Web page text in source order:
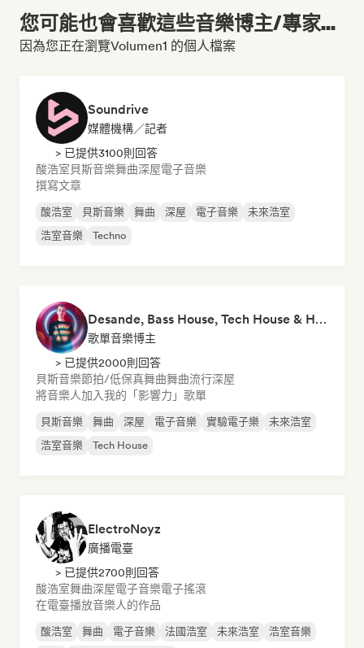
您可能也會喜歡這些音樂博主/專家...
因為您正在瀏覽Volumen1 的個人檔案
Soundrive
媒體機構／記者
> 已提供3100則回答
酸浩室貝斯音樂舞曲深屋電子音樂
撰寫文章
酸浩室 貝斯音樂 舞曲 深屋 電子音樂
未來浩室
浩室音樂
Techno
Desande, Bass House, Tech House & House 2021
歌單音樂博主
> 已提供2000則回答
貝斯音樂節拍/低保真舞曲舞曲流行深屋
將音樂人加入我的「影響力」歌單
貝斯音樂 舞曲 深屋 電子音樂 實驗電子樂
未來浩室
浩室音樂
Tech House
ElectroNoyz
廣播電臺
> 已提供2700則回答
酸浩室舞曲深屋電子音樂電子搖滾
在電臺播放音樂人的作品
酸浩室 舞曲 電子音樂 法國浩室 未來浩室
浩室音樂